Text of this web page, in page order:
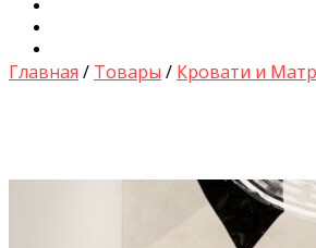
Главная / Товары / Кровати и